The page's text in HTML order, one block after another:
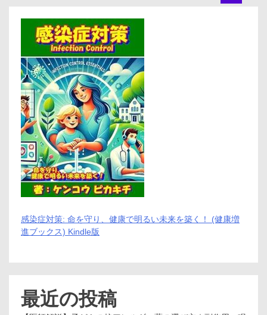
感染症対策: 命を守り、健康で明るい未来を築く！ (健康増
進ブックス) Kindle版
最近の投稿